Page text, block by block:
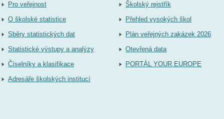
Pro veřejnost
O školské statistice
Sběry statistických dat
Statistické výstupy a analýzy
Číselníky a klasifikace
Adresáře školských institucí
Školský rejstřík
Přehled vysokých škol
Plán veřejných zakázek 2026
Otevřená data
PORTÁL YOUR EUROPE